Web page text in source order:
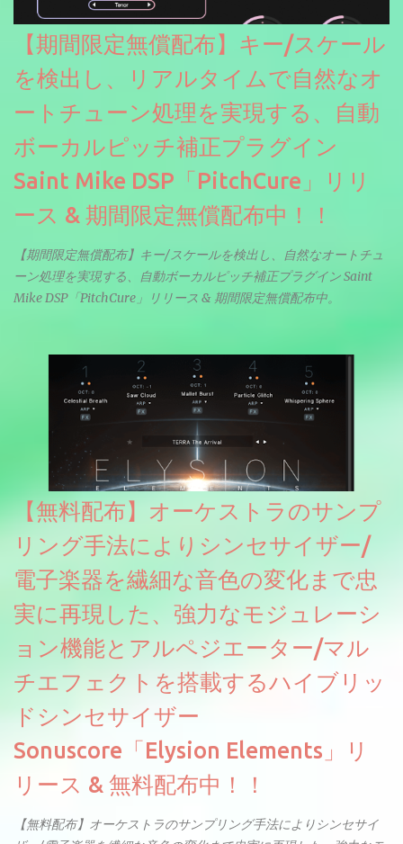
【期間限定無償配布】キー/スケール
を検出し、リアルタイムで自然なオ
ートチューン処理を実現する、自動
ボーカルピッチ補正プラグイン
Saint Mike DSP「PitchCure」リリ
ース & 期間限定無償配布中！！
【期間限定無償配布】キー/スケールを検出し、自然なオートチュ
ーン処理を実現する、自動ボーカルピッチ補正プラグイン Saint
Mike DSP「PitchCure」リリース & 期間限定無償配布中。
【無料配布】オーケストラのサンプ
リング手法によりシンセサイザー/
電子楽器を繊細な音色の変化まで忠
実に再現した、強力なモジュレーシ
ョン機能とアルペジエーター/マル
チエフェクトを搭載するハイブリッ
ドシンセサイザー
Sonuscore「Elysion Elements」リ
リース & 無料配布中！！
【無料配布】オーケストラのサンプリング手法によりシンセサイ